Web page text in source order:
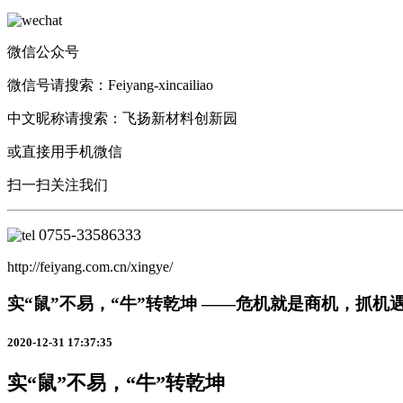
微信公众号
微信号请搜索：Feiyang-xincailiao
中文昵称请搜索：飞扬新材料创新园
或直接用手机微信
扫一扫关注我们
0755-33586333
http://feiyang.com.cn/xingye/
实“鼠”不易，“牛”转乾坤 ——危机就是商机，抓机
2020-12-31 17:37:35
实“鼠”不易，“牛”转乾坤